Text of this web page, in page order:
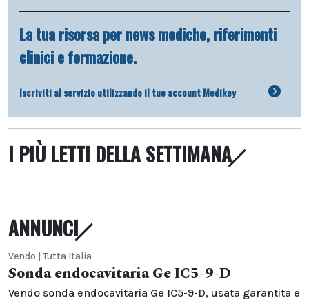
La tua risorsa per news mediche, riferimenti
clinici e formazione.
Iscriviti al servizio utilizzando il tuo account Medikey
I PIÙ LETTI DELLA SETTIMANA
ANNUNCI
Vendo | Tutta Italia
Sonda endocavitaria Ge IC5-9-D
Vendo sonda endocavitaria Ge IC5-9-D, usata garantita e